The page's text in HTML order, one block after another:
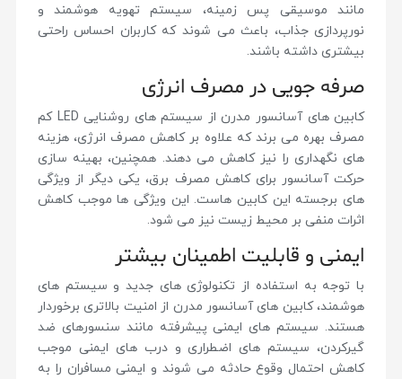
مانند موسیقی پس زمینه، سیستم تهویه هوشمند و
نورپردازی جذاب، باعث می شوند که کاربران احساس راحتی
بیشتری داشته باشند.
صرفه جویی در مصرف انرژی
کابین های آسانسور مدرن از سیستم های روشنایی LED کم
مصرف بهره می برند که علاوه بر کاهش مصرف انرژی، هزینه
های نگهداری را نیز کاهش می دهند. همچنین، بهینه سازی
حرکت آسانسور برای کاهش مصرف برق، یکی دیگر از ویژگی
های برجسته این کابین هاست. این ویژگی ها موجب کاهش
اثرات منفی بر محیط زیست نیز می شود.
ایمنی و قابلیت اطمینان بیشتر
با توجه به استفاده از تکنولوژی های جدید و سیستم های
هوشمند، کابین های آسانسور مدرن از امنیت بالاتری برخوردار
هستند. سیستم های ایمنی پیشرفته مانند سنسورهای ضد
گیرکردن، سیستم های اضطراری و درب های ایمنی موجب
کاهش احتمال وقوع حادثه می شوند و ایمنی مسافران را به